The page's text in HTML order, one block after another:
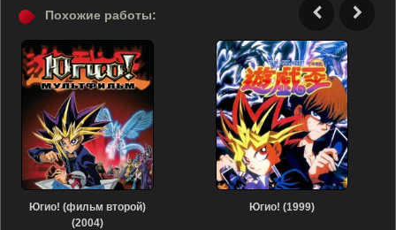
Похожие работы:
Югио! (фильм второй)
(2004)
Югио! (1999)